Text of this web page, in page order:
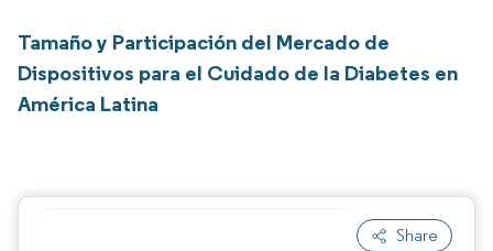
Tamaño y Participación del Mercado de
Dispositivos para el Cuidado de la Diabetes en
América Latina
Share